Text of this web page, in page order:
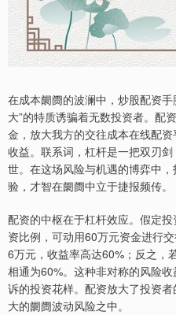
在成本阛阓的波澜中，炒股配资
大”的特质诱骗着无数投资者。配
金，放大我方的交往成本在线配
收益。联系词，杠杆是一把双刃
世。在这场风险与机遇的博弈中
验，才智在阛阓中立于捷报频传。
配资的中枢在于杠杆效应。假定
资比例，可动用60万元资金进行
6万元，收益率高达60%；反之，
相通为60%。这种非对称的风险
诉的投资花样。配资放大了投资
大的阛阓波动风险之中。